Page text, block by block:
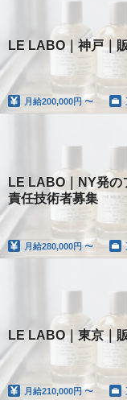
LE LABO｜神戸｜
月給200,000円 〜
LE LABO｜NY発の
責任技術者募集
月給280,000円 〜
LE LABO｜東京｜
月給210,000円 〜